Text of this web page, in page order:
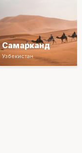
Самарканд
Узбекистан